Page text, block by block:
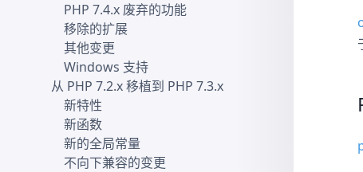
PHP 7.4.x 废弃的功能
移除的扩展
其他变更
Windows 支持
从 PHP 7.2.x 移植到 PHP 7.3.x
新特性
新函数
新的全局常量
不向下兼容的变更